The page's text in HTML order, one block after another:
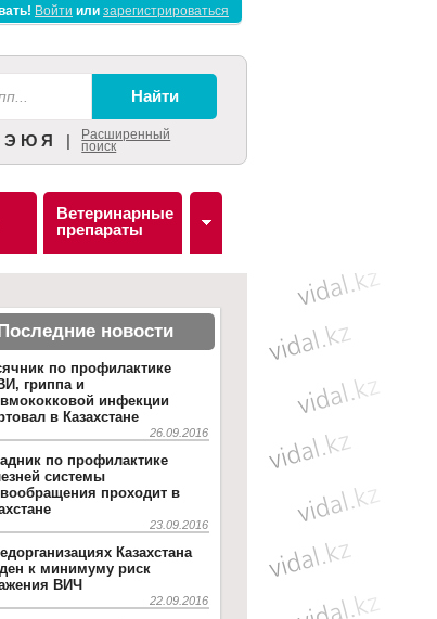
Войти или зарегистрироваться
Э Ю Я | Расширенный
поиск
Ветеринарные
препараты
новости
по профилактике
гриппа и
инфекции
в Казахстане
26.09.2016
по профилактике
системы
проходит в
23.09.2016
Казахстана
к минимуму риск
ВИЧ
22.09.2016